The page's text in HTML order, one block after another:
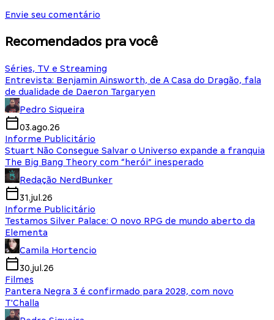
Envie seu comentário
Recomendados pra você
Séries, TV e Streaming
Entrevista: Benjamin Ainsworth, de A Casa do Dragão, fala
de dualidade de Daeron Targaryen
Pedro Siqueira
03.ago.26
Informe Publicitário
Stuart Não Consegue Salvar o Universo expande a franquia
The Big Bang Theory com “herói” inesperado
Redação NerdBunker
31.jul.26
Informe Publicitário
Testamos Silver Palace: O novo RPG de mundo aberto da
Elementa
Camila Hortencio
30.jul.26
Filmes
Pantera Negra 3 é confirmado para 2028, com novo
T'Challa